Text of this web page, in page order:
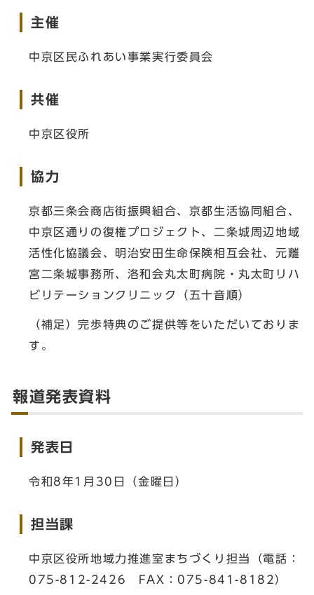
主催
中京区民ふれあい事業実行委員会
共催
中京区役所
協力
京都三条会商店街振興組合、京都生活協同組合、
中京区通りの復権プロジェクト、二条城周辺地域
活性化協議会、明治安田生命保険相互会社、元離
宮二条城事務所、洛和会丸太町病院・丸太町リハ
ビリテーションクリニック（五十音順）
（補足）完歩特典のご提供等をいただいておりま
す。
報道発表資料
発表日
令和8年1月30日（金曜日）
担当課
中京区役所地域力推進室まちづくり担当（電話：
075-812-2426 FAX：075-841-8182）